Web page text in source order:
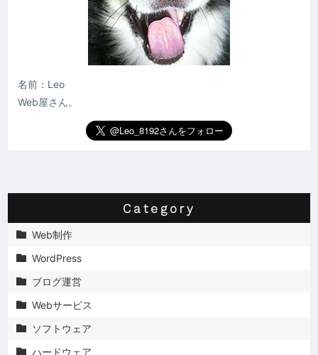
名前：Leo
Web屋さん。
Category
 Web制作
 WordPress
 ブログ運営
 Webサービス
 ソフトウェア
 ハードウェア